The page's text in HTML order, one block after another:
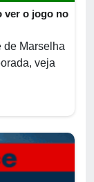
ver o jogo no
de Marselha
veja